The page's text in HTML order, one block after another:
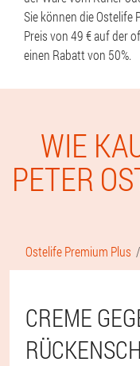
Sie können die Ostelife
Preis von 49 € auf der
einen Rabatt von 50%.
WIE
PETER
Ostelife Premium Plus
CREME